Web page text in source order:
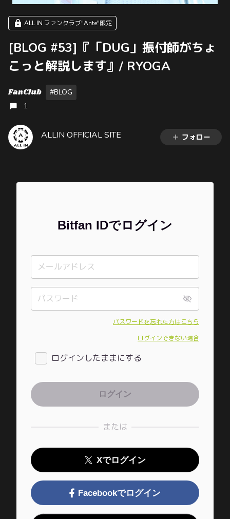
ALL IN ファンクラブ"Ante"限定
[BLOG #53]『「DUG」振付師がちょ
こっと解説します』/ RYOGA
FanClub
#BLOG
1
ALLIN OFFICIAL SITE フォロー
Bitfan IDでログイン
パスワードを忘れた方はこちら
ログインできない場合
ログインしたままにする
または
Xでログイン
Facebookでログイン